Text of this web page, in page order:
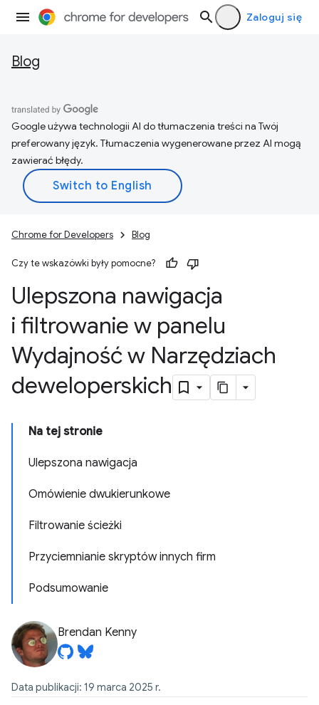
Zaloguj się
Blog
Google używa technologii AI do tłumaczenia treści na Twój
preferowany język. Tłumaczenia wygenerowane przez AI mogą
zawierać błędy.
Chrome for Developers Blog
Czy te wskazówki były pomocne?
Ulepszona nawigacja
i filtrowanie w panelu
Wydajność w Narzędziach
deweloperskich
Na tej stronie
Ulepszona nawigacja
Omówienie dwukierunkowe
Filtrowanie ścieżki
Przyciemnianie skryptów innych firm
Podsumowanie
Brendan Kenny
Data publikacji: 19 marca 2025 r.